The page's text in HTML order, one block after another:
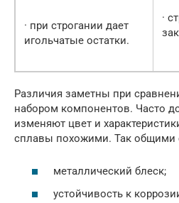
· при строгании дает
игольчатые остатки.
·
Различия заметны при
набором компонентов. Часто
изменяют цвет и
сплавы похожими. Так общими
металлический блеск;
устойчивость к